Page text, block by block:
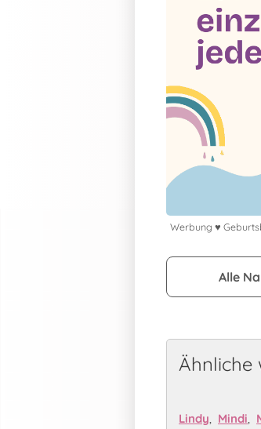
Werbung ♥
Alle
Ähnliche
Lindy, Mindi,